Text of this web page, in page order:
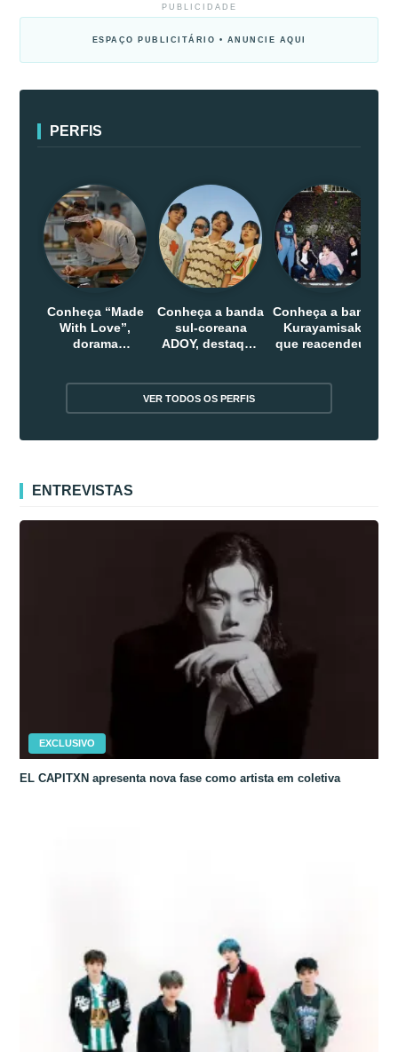
PUBLICIDADE
ESPAÇO PUBLICITÁRIO • ANUNCIE AQUI
PERFIS
Conheça “Made
With Love”,
dorama
Conheça a banda
sul-coreana
ADOY, destaque
Conheça a banda
Kurayamisaka
que reacendeu o
VER TODOS OS PERFIS
ENTREVISTAS
EXCLUSIVO
EL CAPITXN apresenta nova fase como artista em coletiva